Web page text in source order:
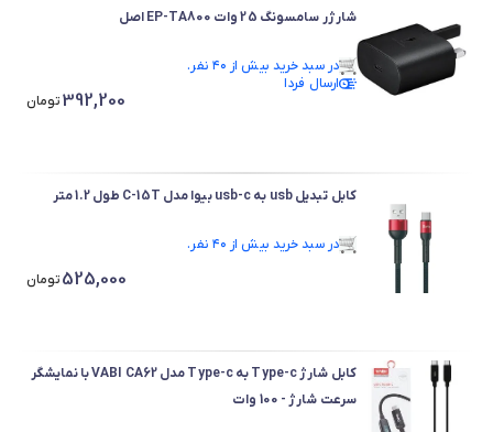
شارژر سامسونگ 25 وات EP-TA800 اصل
در سبد خرید بیش از ۴۰ نفر.
در سبد خرید بیش از ۴۰ نفر.
ارسال فردا
392,200تومان
کابل تبدیل usb به usb-c بیوا مدل C-15T طول 1.2 متر
در سبد خرید بیش از ۴۰ نفر.
525,000تومان
کابل شارژ Type-c به Type-c مدل VABI CA62 با نمایشگر
سرعت شارژ - 100 وات